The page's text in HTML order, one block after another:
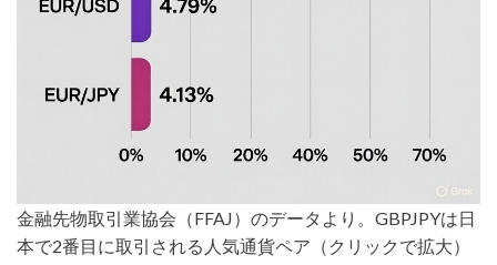
金融先物取引業協会（FFAJ）のデータより。GBPJPYは日
本で2番目に取引される人気通貨ペア（クリックで拡大）